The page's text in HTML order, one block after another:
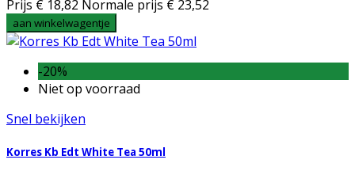
Prijs € 18,82 Normale prijs € 23,52
aan winkelwagentje
-20%
Niet op voorraad
Snel bekijken
Korres Kb Edt White Tea 50ml